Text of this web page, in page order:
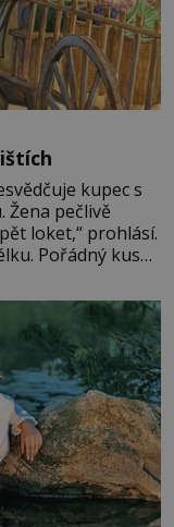
kupec s
pečlivě
loket,“ prohlásí.
Pořádný kus
švadlena
podívejte.“